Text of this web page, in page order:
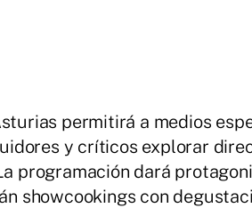
permitirá a medios
y críticos explorar
programación dará
showcookings con